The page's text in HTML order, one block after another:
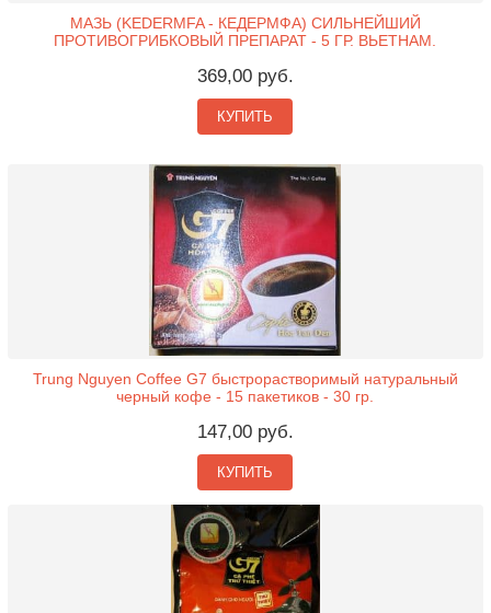
МАЗЬ (KEDERMFA - КЕДЕРМФА) СИЛЬНЕЙШИЙ
ПРОТИВОГРИБКОВЫЙ ПРЕПАРАТ - 5 ГР. ВЬЕТНАМ.
369,00 руб.
КУПИТЬ
Trung Nguyen Coffee G7 быстрорастворимый натуральный
черный кофе - 15 пакетиков - 30 гр.
147,00 руб.
КУПИТЬ